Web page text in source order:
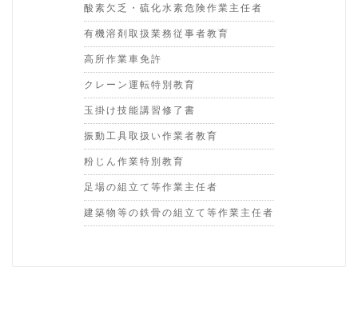
酸素欠乏・硫化水素危険作業主任者
有機溶剤取扱業務従事者教育
高所作業車免許
クレーン運転特別教育
玉掛け技能講習修了書
振動工具取扱い作業者教育
粉じん作業特別教育
足場の組立て等作業主任者
建築物等の鉄骨の組立て等作業主任者